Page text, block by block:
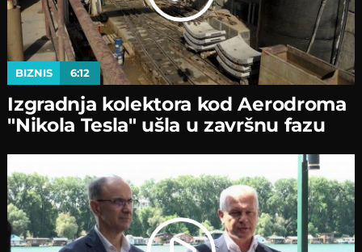
BIZNIS 6:12
Izgradnja kolektora kod Aerodroma
"Nikola Tesla" ušla u završnu fazu